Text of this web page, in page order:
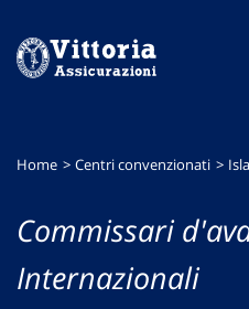
menu
contenuto
footer
Home Centri convenzionati
Commissari
Internazionali